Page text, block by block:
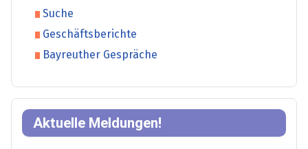
Suche
Geschäftsberichte
Bayreuther Gespräche
Aktuelle Meldungen!